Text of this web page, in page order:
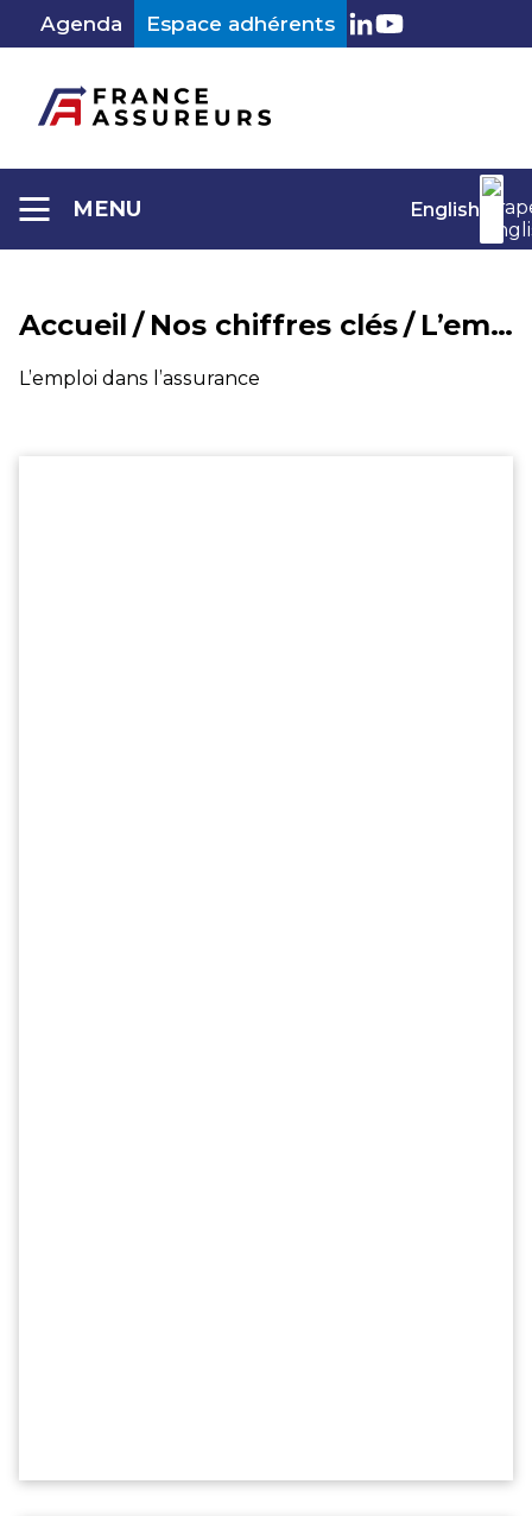
contenu
Agenda Espace adhérents LinkedIn
Youtube
MENU English
Accueil / Nos chiffres clés/ L’emploi dans l’assurance
L’emploi dans l’assurance